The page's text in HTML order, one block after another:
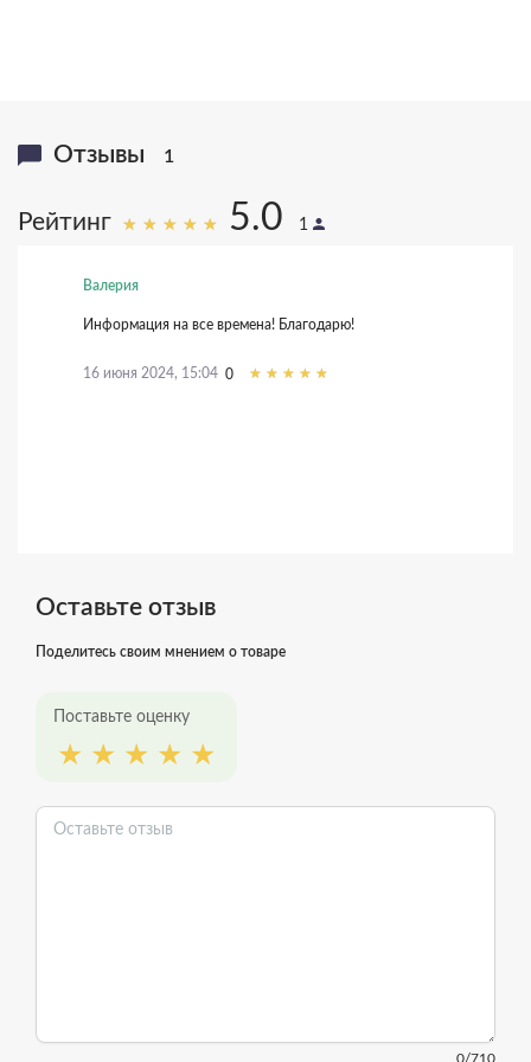
Отзывы 1
Рейтинг 5.0 1
Валерия
Информация на все времена! Благодарю!
16 июня 2024, 15:04 0
Оставьте отзыв
Поделитесь своим мнением о товаре
Поставьте оценку
0/710